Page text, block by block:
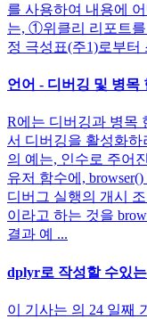
를 사용하여 내용에
는, ①위클리 리포트
정 극성표(주1)로부터
언어 - 디버깅 및 병목
R에는 디버깅과 병목
서 디버깅을 활성화하
의 예는, 인수로 주어
유저 함수에,
디버그 실행의 개시
이라고 하는 것을
결과 예 ...
dplyr로 작성할 수있
이 기사는 의 24 일째